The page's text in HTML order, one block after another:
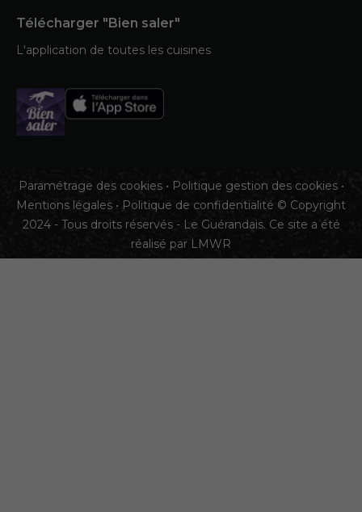
Télécharger "Bien saler"
L'application de toutes les cuisines
Paramétrage des cookies• Politique gestion des cookies•
Mentions légales • Politique de confidentialité © Copyright
2024 - Tous droits réservés - Le Guérandais. Ce site a été
réalisé par LMWR